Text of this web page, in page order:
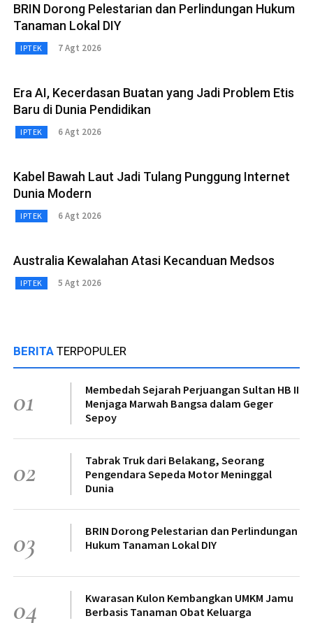
BRIN Dorong Pelestarian dan Perlindungan Hukum
Tanaman Lokal DIY
IPTEK 7 Agt 2026
Era AI, Kecerdasan Buatan yang Jadi Problem Etis
Baru di Dunia Pendidikan
IPTEK 6 Agt 2026
Kabel Bawah Laut Jadi Tulang Punggung Internet
Dunia Modern
IPTEK 6 Agt 2026
Australia Kewalahan Atasi Kecanduan Medsos
IPTEK 5 Agt 2026
BERITA TERPOPULER
01
Membedah Sejarah Perjuangan Sultan HB II
Menjaga Marwah Bangsa dalam Geger
Sepoy
02
Tabrak Truk dari Belakang, Seorang
Pengendara Sepeda Motor Meninggal
Dunia
03
BRIN Dorong Pelestarian dan Perlindungan
Hukum Tanaman Lokal DIY
04
Kwarasan Kulon Kembangkan UMKM Jamu
Berbasis Tanaman Obat Keluarga